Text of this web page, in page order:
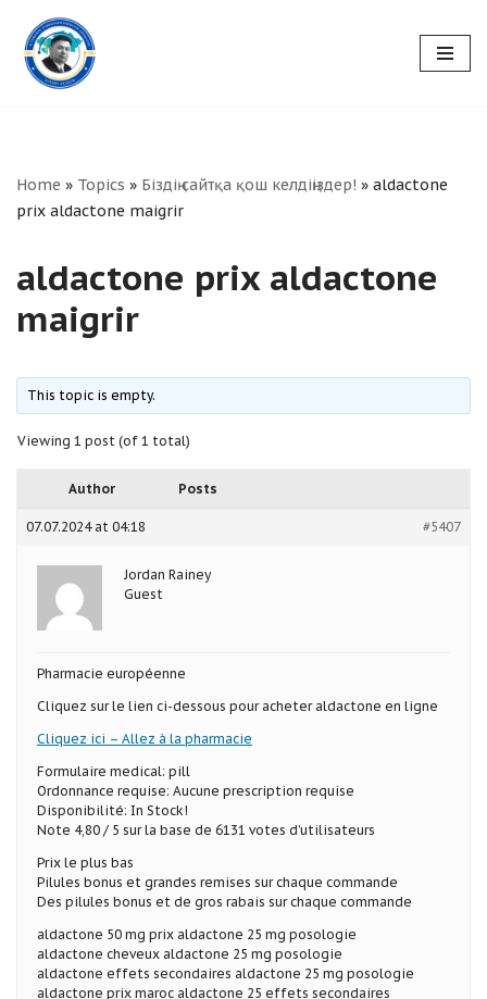
Skip
to
Home » Topics » Біздің сайтқа қош келдіңіздер! » aldactone
prix aldactone maigrir
aldactone prix aldactone
maigrir
This topic is empty.
Viewing 1 post (of 1 total)
Author Posts
07.07.2024 at 04:18 #5407
Jordan Rainey
Guest
Pharmacie européenne
Cliquez sur le lien ci-dessous pour acheter aldactone en ligne
Cliquez ici – Allez à la pharmacie
Formulaire medical: pill
Ordonnance requise: Aucune prescription requise
Disponibilité: In Stock!
Note 4,80 / 5 sur la base de 6131 votes d’utilisateurs
Prix le plus bas
Pilules bonus et grandes remises sur chaque commande
Des pilules bonus et de gros rabais sur chaque commande
aldactone 50 mg prix aldactone 25 mg posologie
aldactone cheveux aldactone 25 mg posologie
aldactone effets secondaires aldactone 25 mg posologie
aldactone prix maroc aldactone 25 effets secondaires